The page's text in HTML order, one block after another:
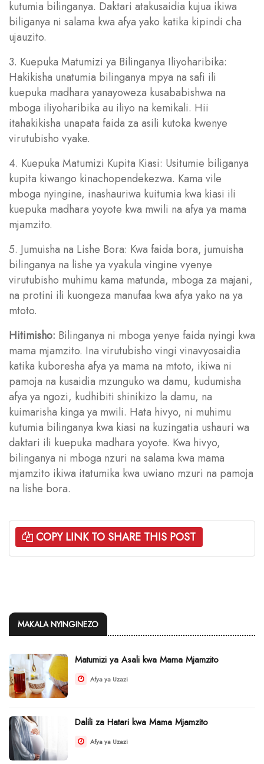
kutumia bilinganya. Daktari atakusaidia kujua ikiwa
biliganya ni salama kwa afya yako katika kipindi cha
ujauzito.
3. Kuepuka Matumizi ya Bilinganya Iliyoharibika:
Hakikisha unatumia bilinganya mpya na safi ili
kuepuka madhara yanayoweza kusababishwa na
mboga iliyoharibika au iliyo na kemikali. Hii
itahakikisha unapata faida za asili kutoka kwenye
virutubisho vyake.
4. Kuepuka Matumizi Kupita Kiasi: Usitumie biliganya
kupita kiwango kinachopendekezwa. Kama vile
mboga nyingine, inashauriwa kuitumia kwa kiasi ili
kuepuka madhara yoyote kwa mwili na afya ya mama
mjamzito.
5. Jumuisha na Lishe Bora: Kwa faida bora, jumuisha
bilinganya na lishe ya vyakula vingine vyenye
virutubisho muhimu kama matunda, mboga za majani,
na protini ili kuongeza manufaa kwa afya yako na ya
mtoto.
Hitimisho: Bilinganya ni mboga yenye faida nyingi kwa
mama mjamzito. Ina virutubisho vingi vinavyosaidia
katika kuboresha afya ya mama na mtoto, ikiwa ni
pamoja na kusaidia mzunguko wa damu, kudumisha
afya ya ngozi, kudhibiti shinikizo la damu, na
kuimarisha kinga ya mwili. Hata hivyo, ni muhimu
kutumia bilinganya kwa kiasi na kuzingatia ushauri wa
daktari ili kuepuka madhara yoyote. Kwa hivyo,
bilinganya ni mboga nzuri na salama kwa mama
mjamzito ikiwa itatumika kwa uwiano mzuri na pamoja
na lishe bora.
COPY LINK TO SHARE THIS POST
MAKALA NYINGINEZO
Matumizi ya Asali kwa Mama Mjamzito
Afya ya Uzazi
Dalili za Hatari kwa Mama Mjamzito
Afya ya Uzazi